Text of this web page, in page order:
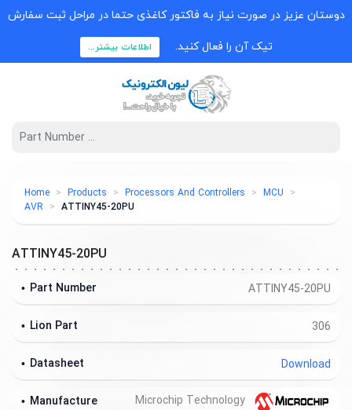
دوستان عزیز در صورت نیاز به فاکتور کاغذی حتما در مراحل ثبت سفارش
تیک آن را فعال کنید. اطلاعات بیشتر...
Home Products Processors And Controllers
MCU
AVR
ATTINY45-20PU
ATTINY45-20PU
ATTINY45-20PU
Part Number
306
Lion Part
Download
Datasheet
Manufacture